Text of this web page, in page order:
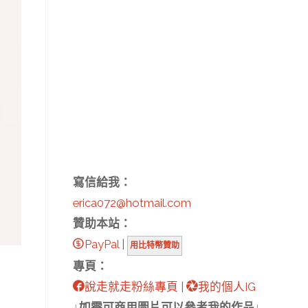
寫信給我：
erica072@hotmail.com
贊助本站：
PayPal| 用比特幣贊助
專頁：
說走就走粉絲專頁
我的個人IG